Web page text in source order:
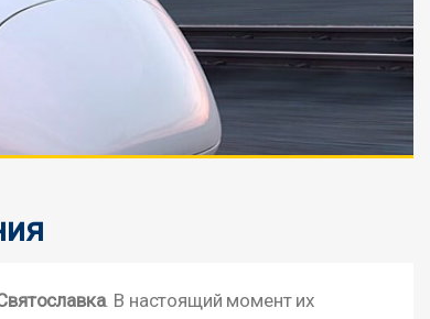
. В настоящий момент их